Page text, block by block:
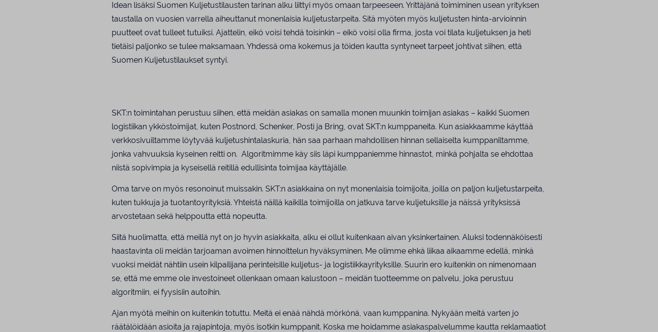
Idean lisäksi Suomen Kuljetustilausten tarinan alku liittyi myös omaan tarpeeseen. Yrittäjänä toimiminen usean yrityksen
taustalla on vuosien varrella aiheuttanut monenlaisia kuljetustarpeita. Sitä myöten myös kuljetusten hinta-arvioinnin
puutteet ovat tulleet tutuiksi. Ajattelin, eikö voisi tehdä toisinkin – eikö voisi olla firma, josta voi tilata kuljetuksen ja heti
tietäisi paljonko se tulee maksamaan. Yhdessä oma kokemus ja töiden kautta syntyneet tarpeet johtivat siihen, että
Suomen Kuljetustilaukset syntyi.
SKT:n toimintahan perustuu siihen, että meidän asiakas on samalla monen muunkin toimijan asiakas – kaikki Suomen
logistiikan ykköstoimijat, kuten Postnord, Schenker, Posti ja Bring, ovat SKT:n kumppaneita. Kun asiakkaamme käyttää
verkkosivuiltamme löytyvää kuljetushintalaskuria, hän saa parhaan mahdollisen hinnan sellaiselta kumppaniltamme,
jonka vahvuuksia kyseinen reitti on. Algoritmimme käy siis läpi kumppaniemme hinnastot, minkä pohjalta se ehdottaa
niistä sopivimpia ja kyseisellä reitillä edullisinta toimijaa käyttäjälle.
Oma tarve on myös resonoinut muissakin. SKT:n asiakkaina on nyt monenlaisia toimijoita, joilla on paljon kuljetustarpeita,
kuten tukkuja ja tuotantoyrityksiä. Yhteistä näillä kaikilla toimijoilla on jatkuva tarve kuljetuksille ja näissä yrityksissä
arvostetaan sekä helppoutta että nopeutta.
Siitä huolimatta, että meillä nyt on jo hyvin asiakkaita, alku ei ollut kuitenkaan aivan yksinkertainen. Aluksi todennäköisesti
haastavinta oli meidän tarjoaman avoimen hinnoittelun hyväksyminen. Me olimme ehkä liikaa aikaamme edellä, minkä
vuoksi meidät nähtiin usein kilpailijana perinteisille kuljetus- ja logistiikkayrityksille. Suurin ero kuitenkin on nimenomaan
se, että me emme ole investoineet ollenkaan omaan kalustoon – meidän tuotteemme on palvelu, joka perustuu
algoritmiin, ei fyysisiin autoihin.
Ajan myötä meihin on kuitenkin totuttu. Meitä ei enää nähdä mörkönä, vaan kumppanina. Nykyään meitä varten jo
räätälöidään asioita ja rajapintoja, myös isotkin kumppanit. Koska me hoidamme asiakaspalvelumme kautta reklamaatiot